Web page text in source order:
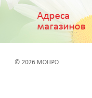
Адреса
магазинов
© 2026 МОНРО